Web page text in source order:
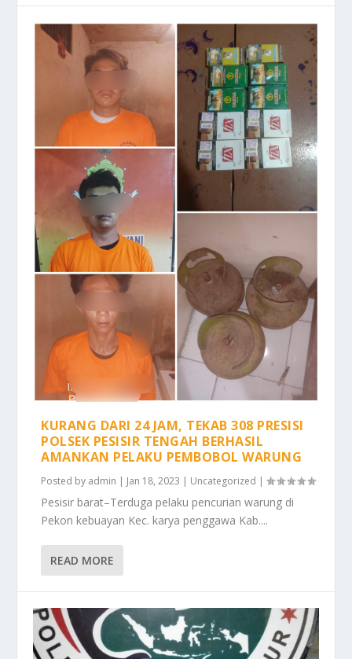
KURANG DARI 24 JAM, TEKAB 308 PRESISI
POLSEK PESISIR TENGAH BERHASIL
AMANKAN PELAKU PEMBOBOL WARUNG
Posted by admin | Jan 18, 2023 | Uncategorized |
Pesisir barat–Terduga pelaku pencurian warung di
Pekon kebuayan Kec. karya penggawa Kab....
READ MORE